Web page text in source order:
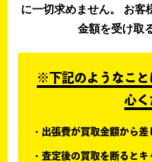
に一切求めません。 お客
金額を受け取
※下記のようなこと
心く
出張費が買取金額から差
査定後の買取を断るとキ